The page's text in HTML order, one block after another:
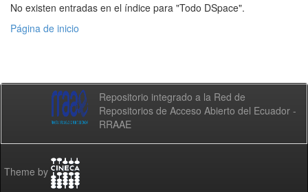
No existen entradas en el índice para "Todo DSpace".
Página de inicio
Repositorio integrado a la Red de
Repositorios de Acceso Abierto del Ecuador -
RRAAE
Theme by